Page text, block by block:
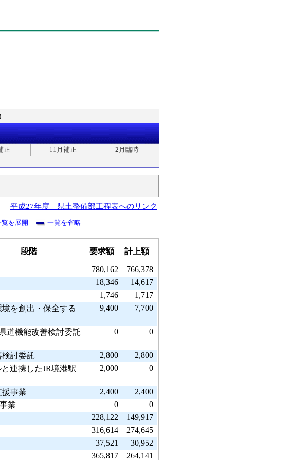
正 11月補正
2月臨時
平成27年度 県土整備部工程表へのリンク
覧を展開 一覧を省略
段階 要求額 計上額
780,162
766,378
18,346
14,617
1,746
1,717
を創出・保全する
9,400 7,700
道機能改善検討委託
0 0
討委託 2,800
2,800
連携したJR境港駅
2,000 0
事業 2,400
2,400
業
0
0
228,122
149,917
316,614
274,645
37,521
30,952
365,817 264,141